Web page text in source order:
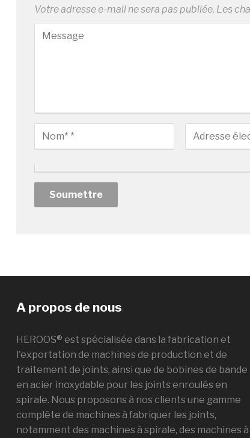
Votre adresse e-mail ne sera pas publiée. Les
A propos de nous
HEROOS® est spécialisée dans la fabrication et
l'exportation de machines de production et de
traitement de joints, ainsi que de bobines de bande
en acier inoxydable pour les joints enroulés en
spirale. Nous proposons à nos clients une gamme
complète de machines à fabriquer les joints,
notamment des machines à spirale, des machines à